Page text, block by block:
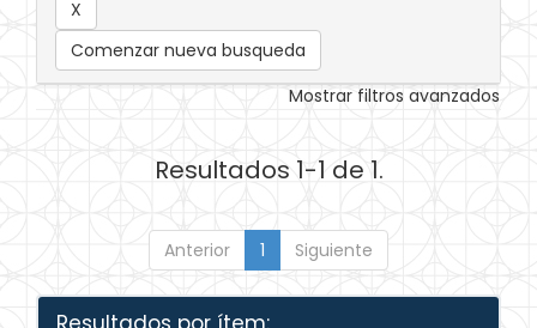
Comenzar nueva busqueda
Mostrar filtros avanzados
Resultados 1-1 de 1.
Anterior 1 Siguiente